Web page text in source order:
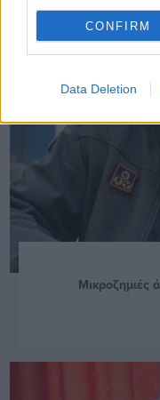
CONFIRM
Data Deletion
Μικροζημιές